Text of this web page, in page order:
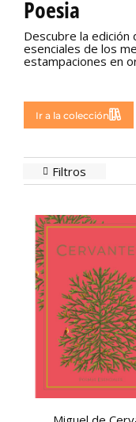
Poesia
Descubre la
esenciales de los
estampaciones en
Ir a la colección
Filtros